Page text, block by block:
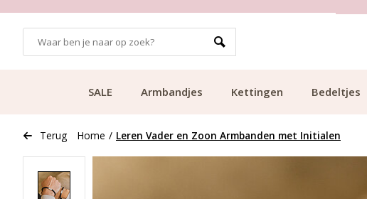
SALE Armbandjes Kettingen Bedeltjes
Terug Home / Leren Vader en Zoon Armbanden met Initialen